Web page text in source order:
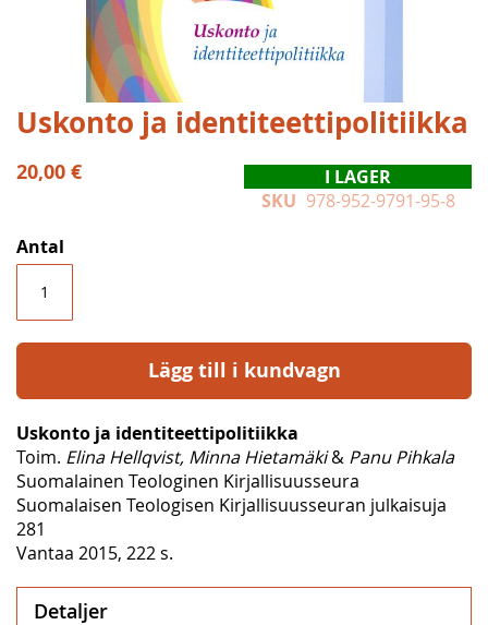
Hoppa
till
början
av
Uskonto ja identiteettipolitiikka
20,00 €
I LAGER
SKU 978-952-9791-95-8
Antal
Lägg till i kundvagn
Uskonto ja identiteettipolitiikka
Toim. Elina Hellqvist, Minna Hietamäki& Panu Pihkala
Suomalainen Teologinen Kirjallisuusseura
Suomalaisen Teologisen Kirjallisuusseuran julkaisuja
281
Vantaa 2015, 222 s.
Detaljer